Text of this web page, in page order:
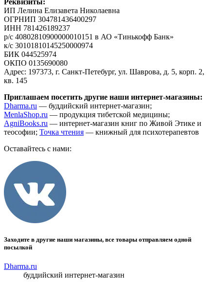
ИП Лелина Елизавета Николаевна
ОГРНИП 304781436400297
ИНН 781426189237
р/с 40802810900000010151 в АО «Тинькофф Банк»
к/с 30101810145250000974
БИК 044525974
ОКПО 0135690080
Адрес: 197373, г. Санкт-Петебург, ул. Шаврова, д. 5, корп. 2,
кв. 145
Приглашаем посетить другие наши интернет-магазины:
Dharma.ru — буддийский интернет-магазин;
MenlaShop.ru — продукция тибетской медицины;
AgniBooks.ru — интернет-магазин книг по Живой Этике и
теософии; Точка чтения — книжный для психотерапевтов
Оставайтесь с нами:
Заходите в другие наши магазины, все товары отправляем одной
посылкой
Dharma.ru
буддийский интернет-магазин